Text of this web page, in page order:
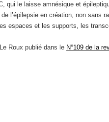
qui le laisse amnésique et
l’épilepsie en création, non sans
espaces et les supports, les
Roux publié dans le N°109 de la